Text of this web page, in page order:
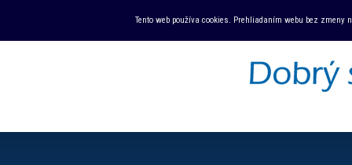
Tento web používa cookies. Prehliadaním webu bez